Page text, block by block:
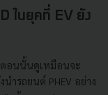
ในยุคที่ EV ยัง
ตอนนั้นดูเหมือนจะ
ำรถยนต์ PHEV อย่าง